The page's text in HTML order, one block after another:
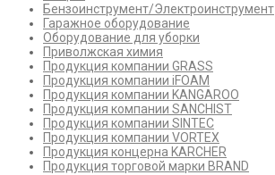
Бензоинструмент/Электроинструмент
Гаражное оборудование
Оборудование для уборки
Приволжская химия
Продукция компании GRASS
Продукция компании iFOAM
Продукция компании KANGAROO
Продукция компании SANCHIST
Продукция компании SINTEC
Продукция компании VORTEX
Продукция концерна KARCHER
Продукция торговой марки BRAND